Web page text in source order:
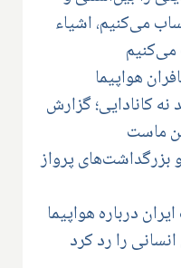
می‌کنیم، اشیاء
هواپیما
نه کانادایی؛ گزارش
پرواز
درباره هواپیما
را رد کرد